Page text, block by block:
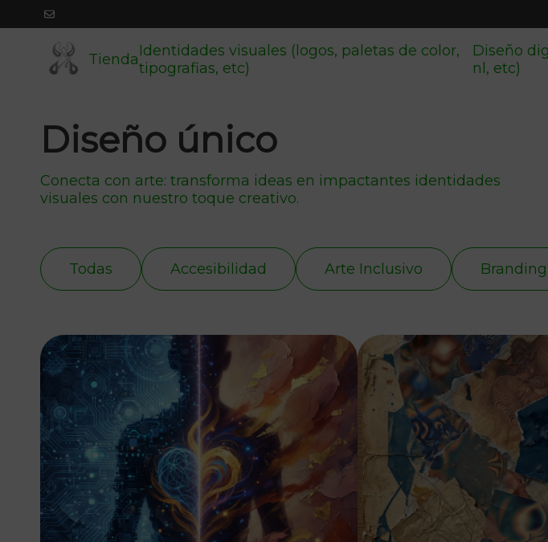
TiendaIdentidades visuales (logos, paletas de color,
tipografias, etc)
Diseño
nl, etc)
Diseño único
Conecta con arte: transforma ideas en impactantes identidades
visuales con nuestro toque creativo.
Todas Accesibilidad Arte Inclusivo Branding